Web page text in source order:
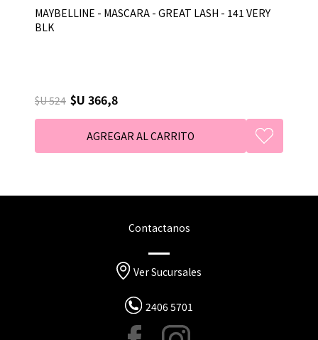
MAYBELLINE - MASCARA - GREAT LASH - 141 VERY
BLK
$U 524 $U 366,8
Contactanos
Ver Sucursales
2406 5701